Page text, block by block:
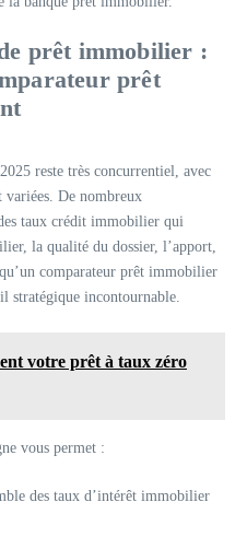
prêt immobilier :
prêt
reste très concurrentiel, avec
variées. De nombreux
taux crédit immobilier qui
la qualité du dossier, l’apport,
comparateur prêt immobilier
stratégique incontournable.
votre prêt à taux zéro
vous permet :
des taux d’intérêt immobilier